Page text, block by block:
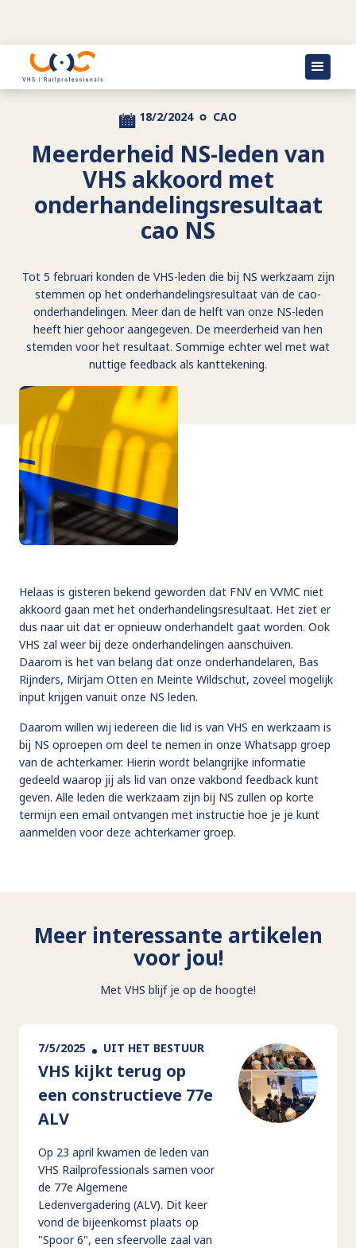
Terug naar actueel
18/2/2024 CAO
Meerderheid NS-leden van
VHS akkoord met
onderhandelingsresultaat
cao NS
Tot 5 februari konden de VHS-leden die bij NS werkzaam zijn
stemmen op het onderhandelingsresultaat van de cao-
onderhandelingen. Meer dan de helft van onze NS-leden
heeft hier gehoor aangegeven. De meerderheid van hen
stemden voor het resultaat. Sommige echter wel met wat
nuttige feedback als kanttekening.
Helaas is gisteren bekend geworden dat FNV en VVMC niet
akkoord gaan met het onderhandelingsresultaat. Het ziet er
dus naar uit dat er opnieuw onderhandelt gaat worden. Ook
VHS zal weer bij deze onderhandelingen aanschuiven.
Daarom is het van belang dat onze onderhandelaren, Bas
Rijnders, Mirjam Otten en Meinte Wildschut, zoveel mogelijk
input krijgen vanuit onze NS leden.
Daarom willen wij iedereen die lid is van VHS en werkzaam is
bij NS oproepen om deel te nemen in onze Whatsapp groep
van de achterkamer. Hierin wordt belangrijke informatie
gedeeld waarop jij als lid van onze vakbond feedback kunt
geven. Alle leden die werkzaam zijn bij NS zullen op korte
termijn een email ontvangen met instructie hoe je je kunt
aanmelden voor deze achterkamer groep.
Meer interessante artikelen
voor jou!
Met VHS blijf je op de hoogte!
7/5/2025 UIT HET BESTUUR
VHS kijkt terug op
een constructieve 77e
ALV
Op 23 april kwamen de leden van
VHS Railprofessionals samen voor
de 77e Algemene
Ledenvergadering (ALV). Dit keer
vond de bijeenkomst plaats op
"Spoor 6", een sfeervolle zaal van